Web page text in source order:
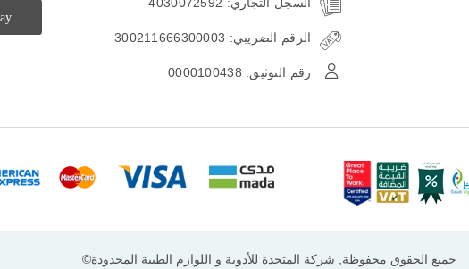
الرقم الضريبي: 300211666300003
رقم التوثيق: 0000100438
جميع الحقوق محفوظة, شركة المتحدة للأدوية و اللوازم الطبية المحدودة©